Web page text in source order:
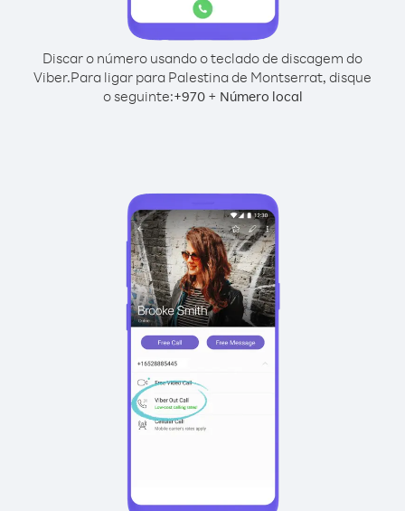
Discar o número usando o teclado de discagem do
Viber.Para ligar para Palestina de Montserrat, disque
o seguinte:+970+ Número local